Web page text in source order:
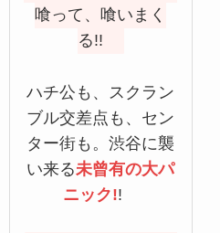
喰って、喰いまく
る!!
ハチ公も、スクラン
ブル交差点も、セン
ター街も。渋谷に襲
い来る未曾有の大パ
ニック!!